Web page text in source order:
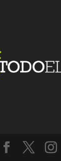
Facebook